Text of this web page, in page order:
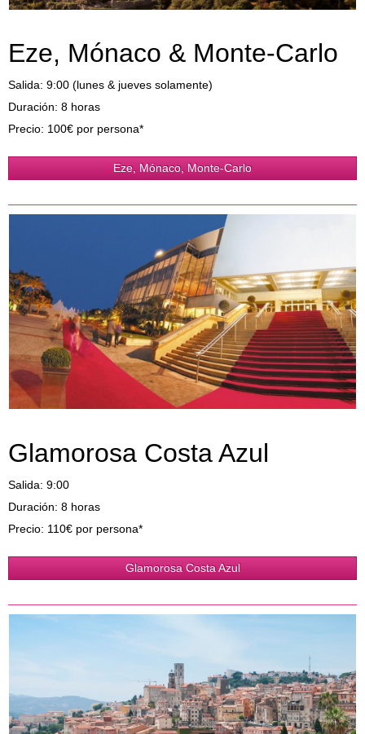
Eze, Mónaco & Monte-Carlo
Salida: 9:00 (lunes & jueves solamente)
Duración: 8 horas
Precio: 100€ por persona*
Eze, Mónaco, Monte-Carlo
Glamorosa Costa Azul
Salida: 9:00
Duración: 8 horas
Precio: 110€ por persona*
Glamorosa Costa Azul